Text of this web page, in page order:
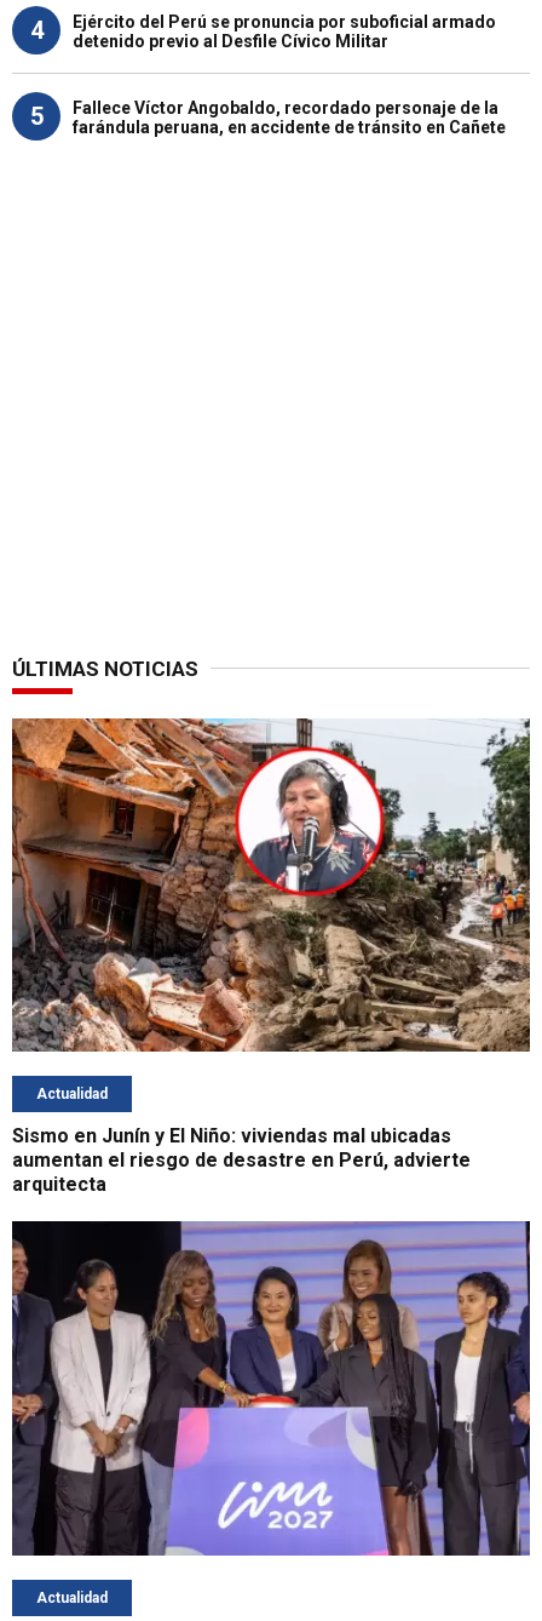
4
Ejército del Perú se pronuncia por suboficial armado
detenido previo al Desfile Cívico Militar
5
Fallece Víctor Angobaldo, recordado personaje de la
farándula peruana, en accidente de tránsito en Cañete
ÚLTIMAS NOTICIAS
Actualidad
Sismo en Junín y El Niño: viviendas mal ubicadas
aumentan el riesgo de desastre en Perú, advierte
arquitecta
Actualidad